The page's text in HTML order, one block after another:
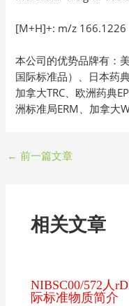
[M+H]+: m/z 166.1226
本公司的优势品牌有：
国际标准品）、日本药
加拿大TRC、欧洲药典
洲标准局ERM、加拿大
← 前一篇文章
相关文章
NIBSC00/572人
际标准物质简介